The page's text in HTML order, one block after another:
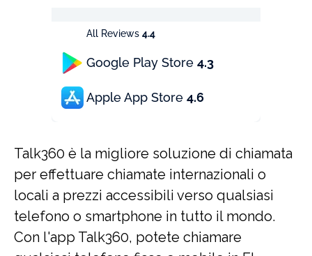
All Reviews 4.4
Google Play Store 4.3
Apple App Store 4.6
Talk360 è la migliore soluzione di chiamata
per effettuare chiamate internazionali o
locali a prezzi accessibili verso qualsiasi
telefono o smartphone in tutto il mondo.
Con l'app Talk360, potete chiamare